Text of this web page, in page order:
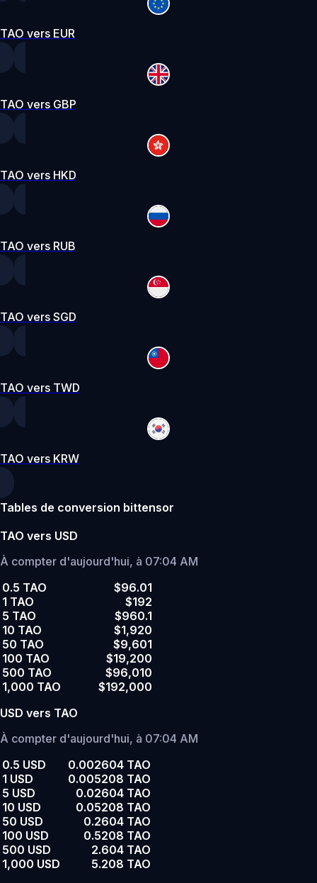
TAO vers EUR
TAO vers GBP
TAO vers HKD
TAO vers RUB
TAO vers SGD
TAO vers TWD
TAO vers KRW
Tables de conversion bittensor
TAO vers USD
À compter d'aujourd'hui, à 07:04 AM
0.5 TAO
$96.01
1 TAO
$192
5 TAO
$960.1
10 TAO
$1,920
50 TAO
$9,601
100 TAO
$19,200
500 TAO
$96,010
1,000 TAO
$192,000
USD vers TAO
À compter d'aujourd'hui, à 07:04 AM
0.5 USD
0.002604 TAO
1 USD
0.005208 TAO
5 USD
0.02604 TAO
10 USD
0.05208 TAO
50 USD
0.2604 TAO
100 USD
0.5208 TAO
500 USD
2.604 TAO
1,000 USD
5.208 TAO